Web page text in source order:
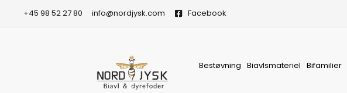
+45 98 52 27 80 info@nordjysk.com Facebook
Bestøvning Biavlsmateriel Bifamilier